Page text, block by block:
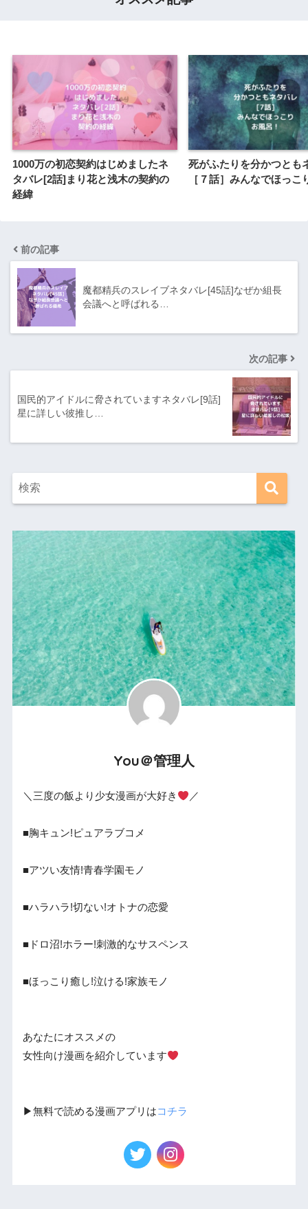
1000万の初恋契約はじめましたネ
タバレ[2話]まり花と浅木の契約の
経緯
死がふたりを分かつとも
［７話］みんなでほっこ
前の記事
魔都精兵のスレイブネタバレ[45話]なぜか組長
会議へと呼ばれる…
次の記事
国民的アイドルに脅されていますネタバレ[9話]
星に詳しい彼推し…
You＠管理人
＼三度の飯より少女漫画が大好き ／
■胸キュン!ピュアラブコメ
■アツい友情!青春学園モノ
■ハラハラ!切ない!オトナの恋愛
■ドロ沼!ホラー!刺激的なサスペンス
■ほっこり癒し!泣ける!家族モノ
あなたにオススメの
女性向け漫画を紹介しています
▶︎無料で読める漫画アプリはコチラ